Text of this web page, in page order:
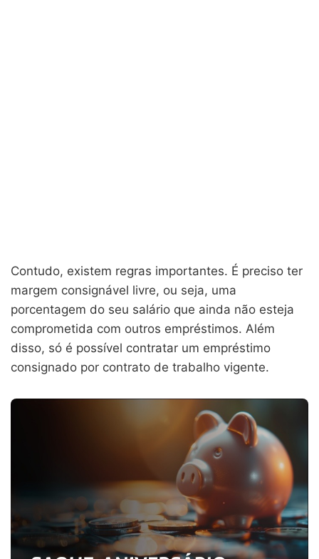
Contudo, existem regras importantes. É preciso ter
margem consignável livre, ou seja, uma
porcentagem do seu salário que ainda não esteja
comprometida com outros empréstimos. Além
disso, só é possível contratar um empréstimo
consignado por contrato de trabalho vigente.